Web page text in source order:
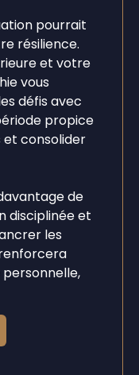
pourrait
résilience.
et votre
vous
défis avec
propice
consolider
de
disciplinée et
les